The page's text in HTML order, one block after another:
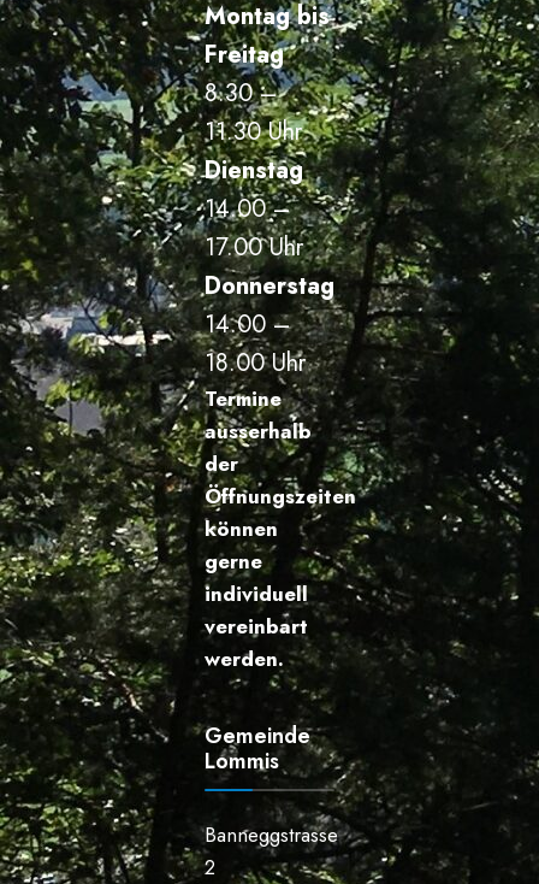
Montag bis
Freitag
8.30 –
11.30 Uhr
Dienstag
14.00 –
17.00 Uhr
Donnerstag
14.00 –
18.00 Uhr
Termine
ausserhalb
der
Öffnungszeiten
können
gerne
individuell
vereinbart
werden.
Gemeinde
Lommis
Banneggstrasse
2